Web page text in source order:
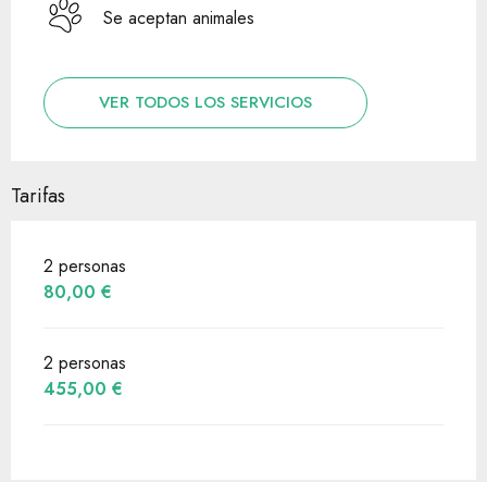
Se aceptan animales
VER TODOS LOS SERVICIOS
Tarifas
2 personas
80,00 €
2 personas
455,00 €